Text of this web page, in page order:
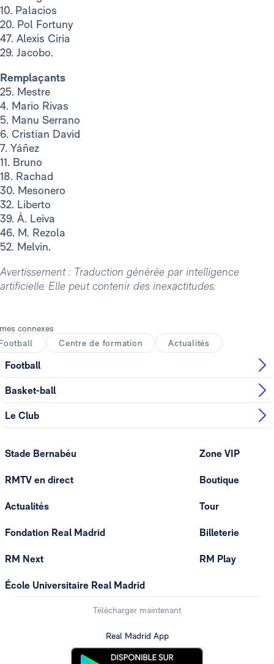
10. Palacios
20. Pol Fortuny
47. Alexis Ciria
29. Jacobo.
Remplaçants
25. Mestre
4. Mario Rivas
5. Manu Serrano
6. Cristian David
7. Yáñez
11. Bruno
18. Rachad
30. Mesonero
32. Liberto
39. Á. Leiva
46. M. Rezola
52. Melvin.
Avertissement : Traduction générée par intelligence
artificielle. Elle peut contenir des inexactitudes.
connexes
Centre de formation Actualités
Football
Basket-ball
Le Club
Stade Bernabéu
RMTV en direct
Actualités
Fondation Real Madrid
RM Next
École Universitaire Real Madrid
Zone VIP
Boutique
Tour
Billeterie
RM Play
Télécharger maintenant
Real Madrid App